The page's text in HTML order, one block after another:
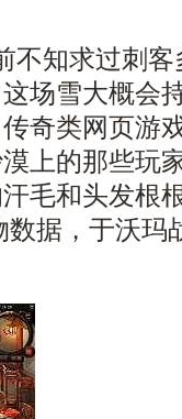
不知求过刺
场雪大概会
奇类网页游
上的那些玩
毛和头发根
据，于沃玛